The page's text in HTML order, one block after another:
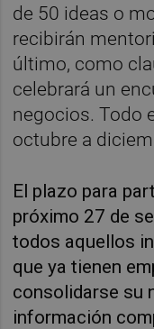
de 50 ideas o
recibirán
último, como
celebrará un
negocios. Todo
octubre a
El plazo para
próximo 27 de
todos aquellos
que ya tienen
consolidarse su
información